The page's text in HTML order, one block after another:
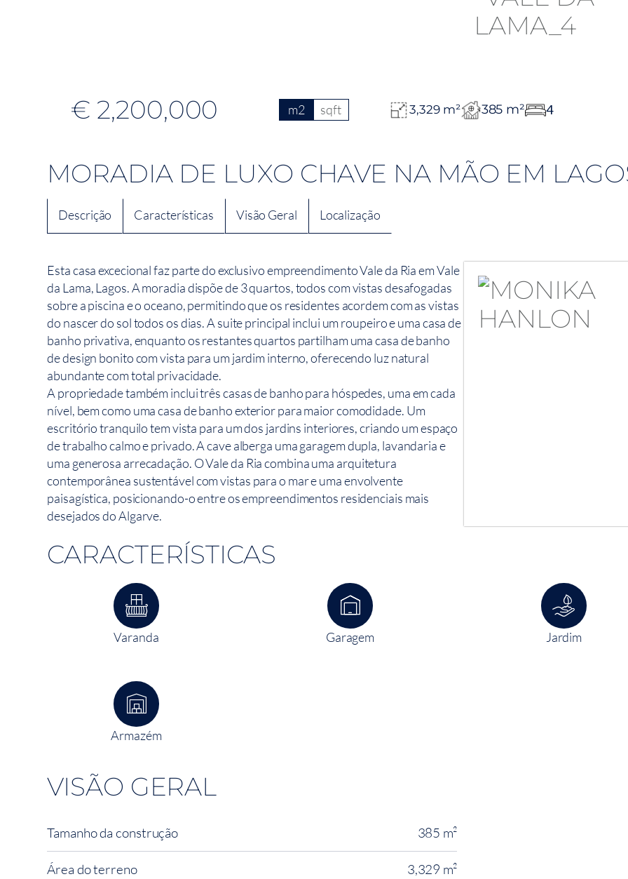
€ 2,200,000 m2 sqft 3,329 m² 385 m² 4
MORADIA DE LUXO CHAVE NA MÃO EM
Descrição Características Visão Geral Localização
Esta casa excecional faz parte do exclusivo empreendimento Vale da Ria em Vale
da Lama, Lagos. A moradia dispõe de 3 quartos, todos com vistas desafogadas
sobre a piscina e o oceano, permitindo que os residentes acordem com as vistas
do nascer do sol todos os dias. A suite principal inclui um roupeiro e uma casa de
banho privativa, enquanto os restantes quartos partilham uma casa de banho
de design bonito com vista para um jardim interno, oferecendo luz natural
abundante com total privacidade.
A propriedade também inclui três casas de banho para hóspedes, uma em cada
nível, bem como uma casa de banho exterior para maior comodidade. Um
escritório tranquilo tem vista para um dos jardins interiores, criando um espaço
de trabalho calmo e privado. A cave alberga uma garagem dupla, lavandaria e
uma generosa arrecadação. O Vale da Ria combina uma arquitetura
contemporânea sustentável com vistas para o mar e uma envolvente
paisagística, posicionando-o entre os empreendimentos residenciais mais
desejados do Algarve.
CARACTERÍSTICAS
Varanda Garagem Jardim
Armazém
VISÃO GERAL
Tamanho da construção 385 m²
Área do terreno 3,329 m²